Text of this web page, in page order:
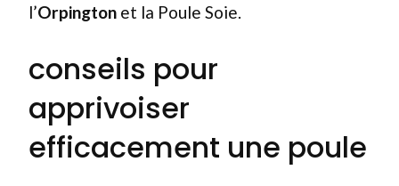
l’Orpington et la Poule Soie.
conseils pour
apprivoiser
efficacement une poule